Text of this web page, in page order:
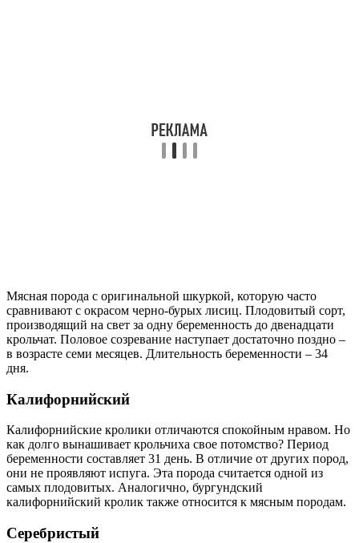
Мясная порода с оригинальной шкуркой, которую часто
сравнивают с окрасом черно-бурых лисиц. Плодовитый сорт,
производящий на свет за одну беременность до двенадцати
крольчат. Половое созревание наступает достаточно поздно –
в возрасте семи месяцев. Длительность беременности – 34
дня.
Калифорнийский
Калифорнийские кролики отличаются спокойным нравом. Но
как долго вынашивает крольчиха свое потомство? Период
беременности составляет 31 день. В отличие от других пород,
они не проявляют испуга. Эта порода считается одной из
самых плодовитых. Аналогично, бургундский
калифорнийский кролик также относится к мясным породам.
Серебристый